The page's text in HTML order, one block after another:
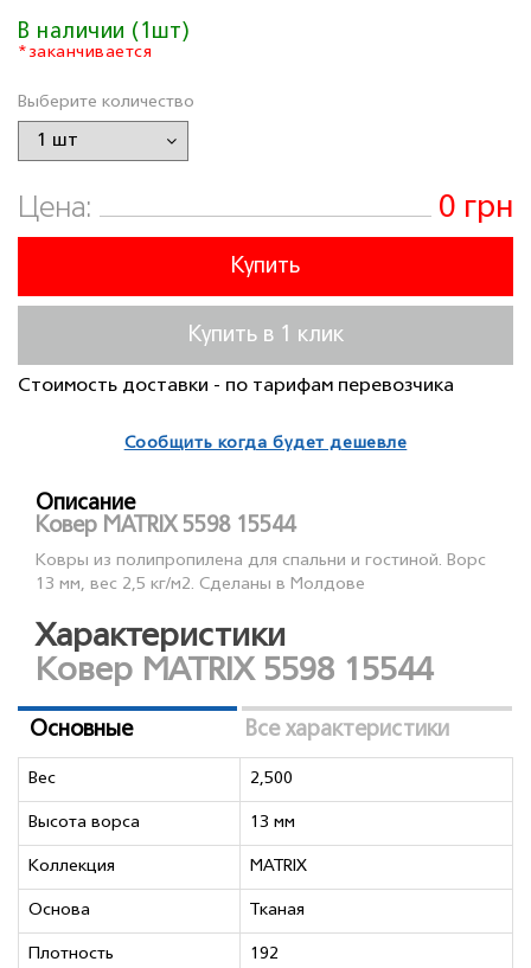
В наличии (1шт)
*заканчивается
Выберите количество
Цена: 0 грн
Купить
Купить в 1 клик
Стоимость доставки - по тарифам перевозчика
Сообщить когда будет дешевле
Описание
Ковер MATRIX 5598 15544
Ковры из полипропилена для спальни и гостиной. Ворс
13 мм, вес 2,5 кг/м2. Сделаны в Молдове
Характеристики
Ковер MATRIX 5598 15544
Основные Все характеристики
Вес 2,500
Высота ворса 13 мм
Коллекция MATRIX
Основа Тканая
Плотность 192